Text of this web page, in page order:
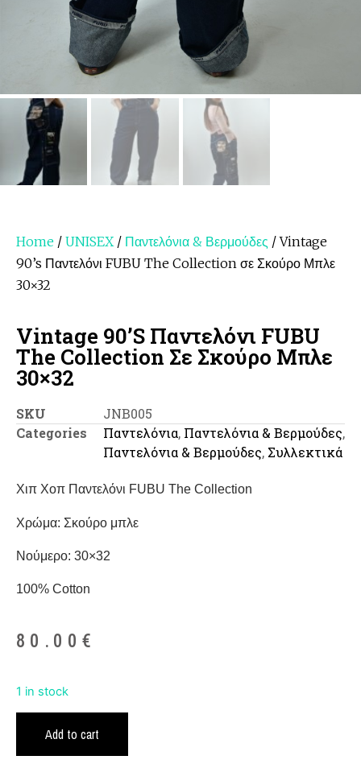
Home / UNISEX/ Παντελόνια & Βερμούδες / Vintage
90’s Παντελόνι FUBU The Collection σε Σκούρο Μπλε
30×32
Vintage 90’s Παντελόνι FUBU
The Collection Σε Σκούρο Μπλε
30×32
SKU
JNB005
Categories
Παντελόνια, Παντελόνια & Βερμούδες,
Παντελόνια & Βερμούδες, Συλλεκτικά
Χιπ Χοπ Παντελόνι FUBU The Collection
Χρώμα: Σκούρο μπλε
Νούμερο: 30×32
100% Cotton
80.00 €
1 in stock
Add to cart